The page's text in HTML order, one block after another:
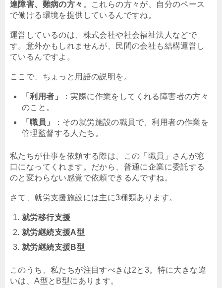
達障害、難病の方々 。これらの方々が、自分のペース
で働ける環境を提供しているんですね。
運営しているのは、株式会社や社会福祉法人などで
す。意外かもしれませんが、民間の会社も結構運営し
ているんですよ。
ここで、ちょっと用語の説明を。
「利用者」
：実際に作業をしてくれる障害者の方々
のこと。
「職員」
：その就労施設の職員で、利用者の作業を
管理監督する人たち。
私たちが仕事を依頼する際は、この「職員」さんが窓
口になってくれます。だから、普通に企業に委託する
のと変わらない感覚で依頼できるんですね。
さて、就労支援施設には主に3種類あります。
就労移行支援
就労継続支援A型
就労継続支援B型
このうち、私たちが注目すべきは2と3。特に大きな違
いは、A型とB型にあります。